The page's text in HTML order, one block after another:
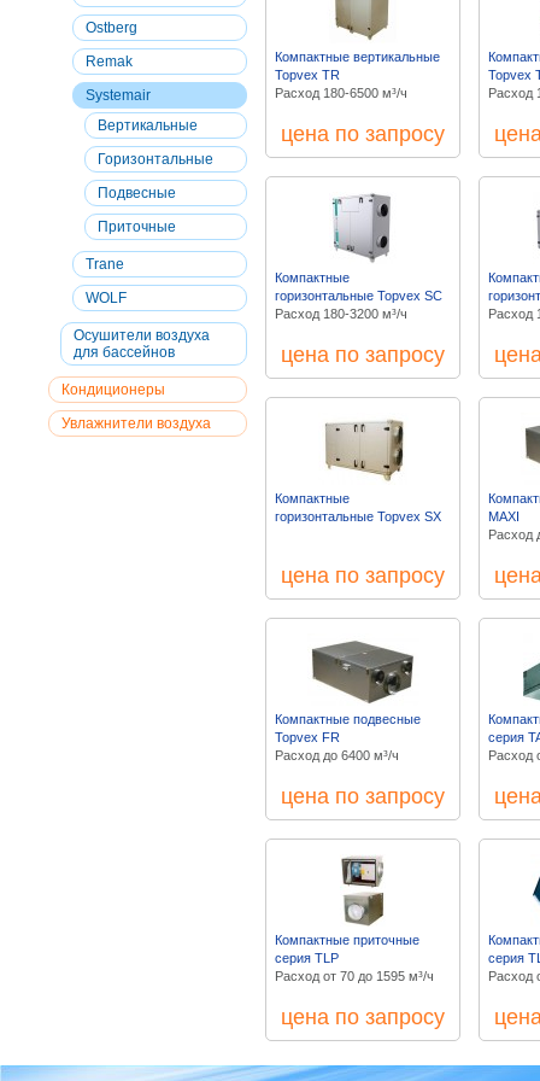
Ostberg
Remak
Systemair
Вертикальные
Горизонтальные
Подвесные
Приточные
Trane
WOLF
Осушители воздуха
для бассейнов
Кондиционеры
Увлажнители воздуха
Компактные вертикальные
Topvex TR
Расход 180-6500 м³/ч
цена по запросу
Topvex
Расход
Компактные
горизонтальные Topvex SC
Расход 180-3200 м³/ч
цена по запросу
Расход
Компактные
горизонтальные Topvex SX
цена по запросу
MAXI
Расход
Компактные подвесные
Topvex FR
Расход до 6400 м³/ч
цена по запросу
серия
Расход
Компактные приточные
серия TLP
Расход от 70 до 1595 м³/ч
цена по запросу
серия
Расход